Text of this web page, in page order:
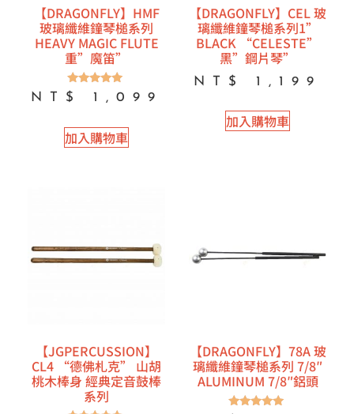
【DRAGONFLY】HMF
玻璃纖維鐘琴槌系列
HEAVY MAGIC FLUTE
重”魔笛”
評分
5.00
NT$ 1,099
加入購物車
【DRAGONFLY】CEL 玻
璃纖維鐘琴槌系列1”
BLACK “CELESTE”
黑”鋼片琴”
NT$ 1,199
加入購物車
【JGPERCUSSION】
CL4 “德佛札克” 山胡
桃木棒身 經典定音鼓棒
系列
【DRAGONFLY】78A 玻
璃纖維鐘琴槌系列 7/8″
ALUMINUM 7/8″鋁頭